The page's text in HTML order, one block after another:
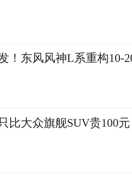
！东风风神L系重构10-
比大众旗舰SUV贵100